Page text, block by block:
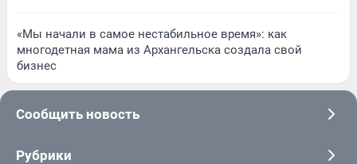
«Мы начали в самое нестабильное время»: как
многодетная мама из Архангельска создала свой
бизнес
Сообщить новость
Рубрики